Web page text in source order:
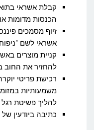
קבלת אשראי
הכנסות מדומות
זיוף מסמכים
אשראי לשם
קניית מוצרים
להחזיר את החוב
רכישת פריטי
משמעותיות
להליך פשיטת רגל
כתיבה ביודעין